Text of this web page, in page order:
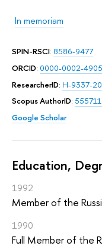
In memoriam
SPIN-RSCI: 8586-9477
ORCID: 0000-0002-
ResearcherID: H-9337-
Scopus AuthorID:
Google Scholar
Education,
1992
Member of the
1990
Full Member of the